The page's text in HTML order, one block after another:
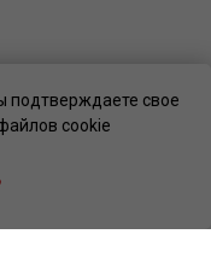
подтверждаете свое
cookie